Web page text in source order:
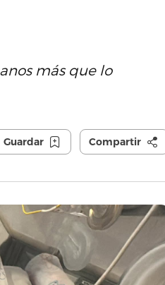
más que lo
Guardar Compartir